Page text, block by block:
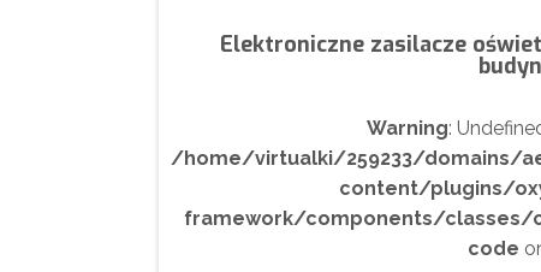
Elektroniczne zasilacze
Warning:
/home/virtualki/259233/domains/
content/plugins/
framework/components/classes/
code